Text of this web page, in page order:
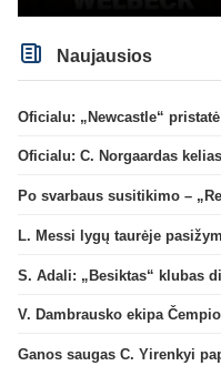
Naujausios
Oficialu: „Newcastle“
Oficialu: C. Norgaardas
Ganos saugas C. Yirenkyi